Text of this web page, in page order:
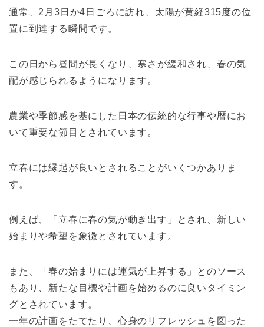
通常、2月3日か4日ごろに訪れ、太陽が黄経315度の位
置に到達する瞬間です。
この日から昼間が長くなり、寒さが緩和され、春の気
配が感じられるようになります。
農業や季節感を基にした日本の伝統的な行事や暦にお
いて重要な節目とされています。
立春には縁起が良いとされることがいくつかありま
す。
例えば、「立春に春の気が動き出す」とされ、新しい
始まりや希望を象徴とされています。
また、「春の始まりには運気が上昇する」とのソース
もあり、新たな目標や計画を始めるのに良いタイミン
グとされています。
一年の計画をたてたり、心身のリフレッシュを図った